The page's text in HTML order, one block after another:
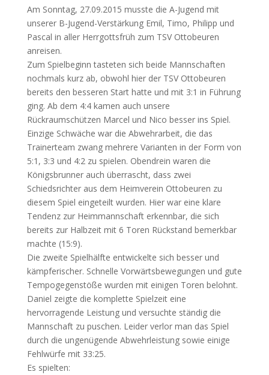
Am Sonntag, 27.09.2015 musste die A-Jugend mit
unserer B-Jugend-Verstärkung Emil, Timo, Philipp und
Pascal in aller Herrgottsfrüh zum TSV Ottobeuren
anreisen.
Zum Spielbeginn tasteten sich beide Mannschaften
nochmals kurz ab, obwohl hier der TSV Ottobeuren
bereits den besseren Start hatte und mit 3:1 in Führung
ging. Ab dem 4:4 kamen auch unsere
Rückraumschützen Marcel und Nico besser ins Spiel.
Einzige Schwäche war die Abwehrarbeit, die das
Trainerteam zwang mehrere Varianten in der Form von
5:1, 3:3 und 4:2 zu spielen. Obendrein waren die
Königsbrunner auch überrascht, dass zwei
Schiedsrichter aus dem Heimverein Ottobeuren zu
diesem Spiel eingeteilt wurden. Hier war eine klare
Tendenz zur Heimmannschaft erkennbar, die sich
bereits zur Halbzeit mit 6 Toren Rückstand bemerkbar
machte (15:9).
Die zweite Spielhälfte entwickelte sich besser und
kämpferischer. Schnelle Vorwärtsbewegungen und gute
Tempogegenstöße wurden mit einigen Toren belohnt.
Daniel zeigte die komplette Spielzeit eine
hervorragende Leistung und versuchte ständig die
Mannschaft zu puschen. Leider verlor man das Spiel
durch die ungenügende Abwehrleistung sowie einige
Fehlwürfe mit 33:25.
Es spielten: